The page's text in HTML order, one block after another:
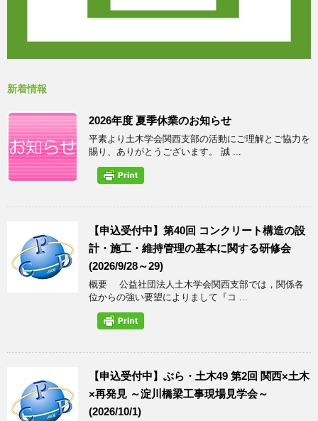
新着情報
2026年度 夏季休業のお知らせ
平素より土木学会関西支部の活動にご理解とご協力を
賜り、ありがとうございます。 誠 ...
【申込受付中】第40回 コンクリート構造の設
計・施工・維持管理の基本に関する研修会
(2026/9/28～29)
概要 公益社団法人土木学会関西支部では，関係各
位からの強い要望によりまして『コ ...
【申込受付中】ぶら・土木49 第2回 関西×土木
×再発見 ～淀川橋梁工事現場見学会～
(2026/10/1)